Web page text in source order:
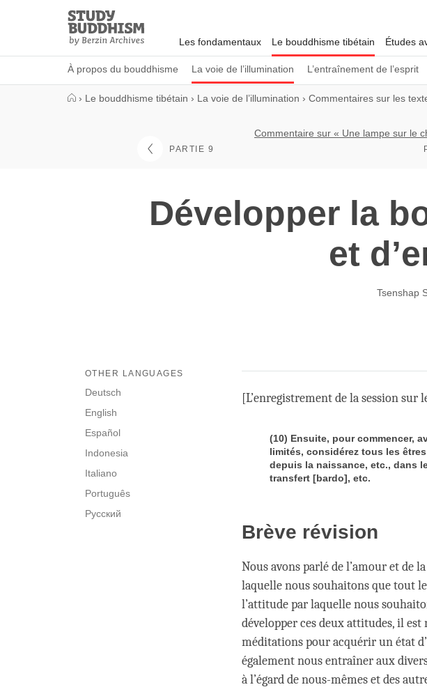
Study
Buddhism
Home
Les fondamentaux Le bouddhisme tibétain
À propos du bouddhisme La voie de l’illumination L’entraînement de l’esprit
Études
› Le bouddhisme tibétain › La voie de l’illumination › Commentaires sur les
PARTIE 9
Commentaire sur « Une lampe sur le
Développer la
et
Tsenshap
OTHER LANGUAGES
Deutsch
English
Español
Indonesia
Italiano
Português
Русский
[L’enregistrement de la session sur
(10) Ensuite, pour commencer,
limités, considérez tous les
depuis la naissance, etc., dans
transfert [bardo], etc.
Brève révision
Nous avons parlé de l’amour et de
laquelle nous souhaitons que tout
l’attitude par laquelle nous
développer ces deux attitudes, il est
méditations pour acquérir un état
également nous entraîner aux
à l’égard de nous-mêmes et des